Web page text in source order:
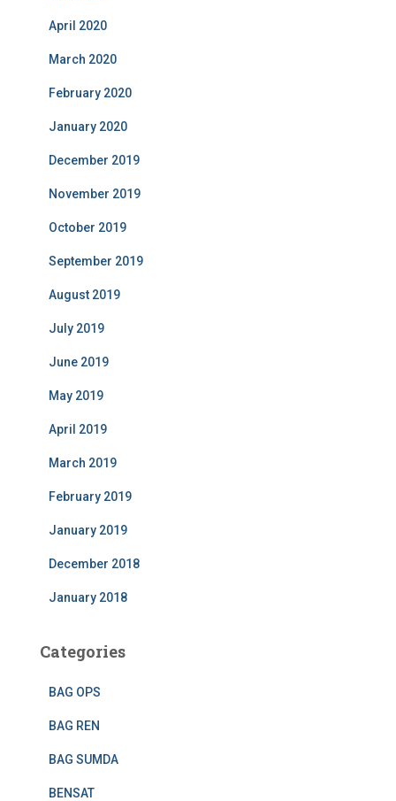
April 2020
March 2020
February 2020
January 2020
December 2019
November 2019
October 2019
September 2019
August 2019
July 2019
June 2019
May 2019
April 2019
March 2019
February 2019
January 2019
December 2018
January 2018
Categories
BAG OPS
BAG REN
BAG SUMDA
BENSAT